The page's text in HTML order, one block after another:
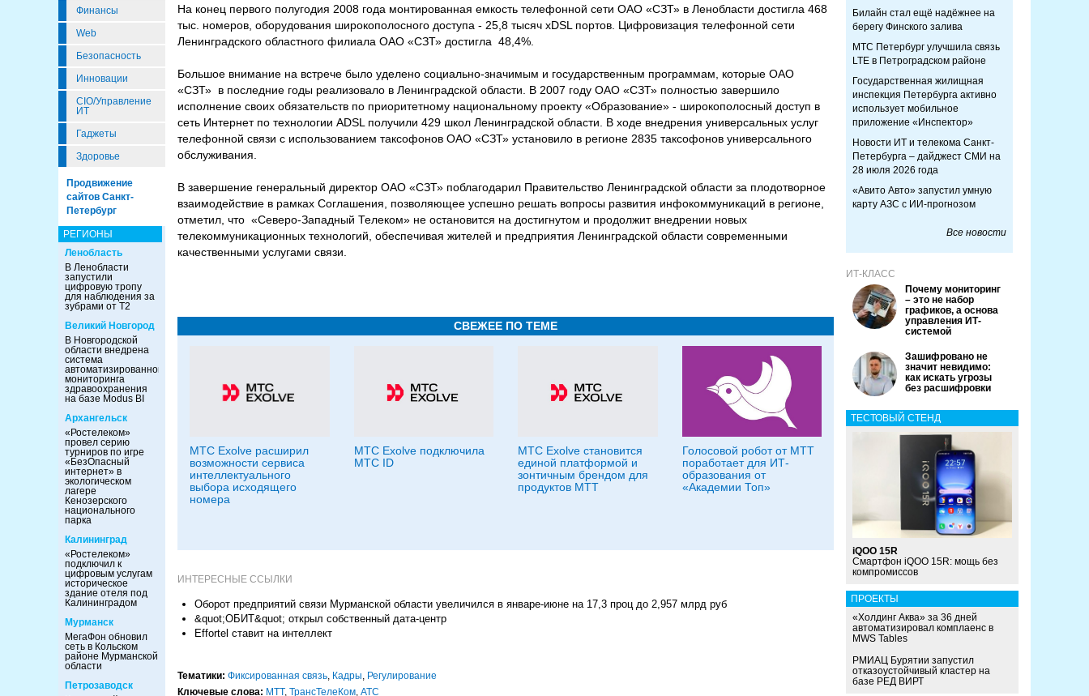
Финансы
Web
Безопасность
Инновации
CIO/Управление
ИТ
Гаджеты
Здоровье
Продвижение
сайтов Санкт-
Петербург
РЕГИОНЫ
Ленобласть
В Ленобласти
запустили
цифровую тропу
для наблюдения за
зубрами от Т2
Великий Новгород
В Новгородской
области внедрена
система
автоматизированного
мониторинга
здравоохранения
на базе Modus BI
Архангельск
«Ростелеком»
провел серию
турниров по игре
«БезОпасный
интернет» в
экологическом
лагере
Кенозерского
национального
парка
Калининград
«Ростелеком»
подключил к
цифровым услугам
историческое
здание отеля под
Калининградом
Мурманск
МегаФон обновил
сеть в Кольском
районе Мурманской
области
Петрозаводск
На конец первого полугодия 2008 года монтированная емкость телефонной сети ОАО «СЗТ» в Ленобласти достигла 468
тыс. номеров, оборудования широкополосного доступа - 25,8 тысяч хDSL портов. Цифровизация телефонной сети
Ленинградского областного филиала ОАО «СЗТ» достигла 48,4%.
Большое внимание на встрече было уделено социально-значимым и государственным программам, которые ОАО
«СЗТ» в последние годы реализовало в Ленинградской области. В 2007 году ОАО «СЗТ» полностью завершило
исполнение своих обязательств по приоритетному национальному проекту «Образование» - широкополосный доступ в
сеть Интернет по технологии ADSL получили 429 школ Ленинградской области. В ходе внедрения универсальных услуг
телефонной связи с использованием таксофонов ОАО «СЗТ» установило в регионе 2835 таксофонов универсального
обслуживания.
В завершение генеральный директор ОАО «СЗТ» поблагодарил Правительство Ленинградской области за плодотворное
взаимодействие в рамках Соглашения, позволяющее успешно решать вопросы развития инфокоммуникаций в регионе,
отметил, что «Северо-Западный Телеком» не остановится на достигнутом и продолжит внедрении новых
телекоммуникационных технологий, обеспечивая жителей и предприятия Ленинградской области современными
качественными услугами связи.
СВЕЖЕЕ ПО ТЕМЕ
МТС Exolve расширил
возможности сервиса
интеллектуального
выбора исходящего
номера
МТС Exolve подключила
МТС ID
МТС Exolve становится
единой платформой и
зонтичным брендом для
продуктов МТТ
Голосовой робот от МТТ
поработает для ИТ-
образования от
«Академии Топ»
ИНТЕРЕСНЫЕ ССЫЛКИ
Оборот предприятий связи Мурманской области увеличился в январе-июне на 17,3 проц до 2,957 млрд руб
&quot;ОБИТ&quot; открыл собственный дата-центр
Effortel ставит на интеллект
Тематики: Фиксированная связь, Кадры, Регулирование
Ключевые слова: МТТ, ТрансТелеКом, АТС
Билайн стал ещё надёжнее на
берегу Финского залива
МТС Петербург улучшила связь
LTE в Петроградском районе
Государственная жилищная
инспекция Петербурга активно
использует мобильное
приложение «Инспектор»
Новости ИТ и телекома Санкт-
Петербурга – дайджест СМИ на
28 июля 2026 года
«Авито Авто» запустил умную
карту АЗС с ИИ-прогнозом
Все новости
ИТ-КЛАСС
Почему мониторинг
– это не набор
графиков, а основа
управления ИТ-
системой
Зашифровано не
значит невидимо:
как искать угрозы
без расшифровки
ТЕСТОВЫЙ СТЕНД
iQOO 15R
Смартфон iQOO 15R: мощь без
компромиссов
ПРОЕКТЫ
«Холдинг Аква» за 36 дней
автоматизировал комплаенс в
MWS Tables
РМИАЦ Бурятии запустил
отказоустойчивый кластер на
базе РЕД ВИРТ